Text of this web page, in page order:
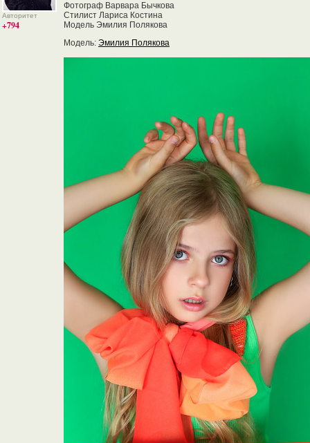
Авторитет
+794
Фотограф Варвара Бычкова
Стилист Лариса Костина
Модель Эмилия Полякова
Модель: Эмилия Полякова